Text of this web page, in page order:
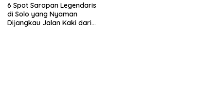
6 Spot Sarapan Legendaris
di Solo yang Nyaman
Dijangkau Jalan Kaki dari